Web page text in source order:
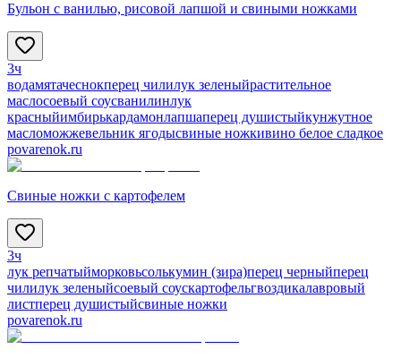
Бульон с ванилью, рисовой лапшой и свиными ножками
3ч
водамятачеснокперец чилилук зеленыйрастительное
маслосоевый соусванилинлук
красныйимбирькардамонлапшаперец душистыйкунжутное
масломожжевельник ягодысвиные ножкивино белое сладкое
povarenok.ru
Свиные ножки с картофелем
3ч
лук репчатыйморковьсолькумин (зира)перец черныйперец
чилилук зеленыйсоевый соускартофельгвоздикалавровый
листперец душистыйсвиные ножки
povarenok.ru